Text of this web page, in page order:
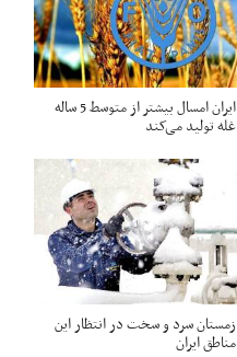
ایران امسال بیشتر از متوسط 5 ساله
غله تولید می‌کند
زمستان سرد و سخت در انتظار این
مناطق ایران